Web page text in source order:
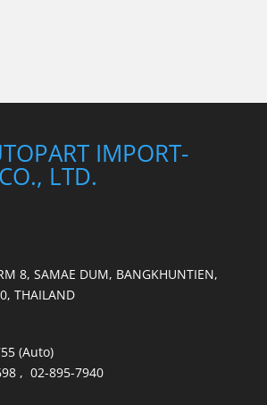
IMPORT-
LTD.
8, SAMAE DUM, BANGKHUNTIEN,
THAILAND
(Auto)
, 02-895-7940